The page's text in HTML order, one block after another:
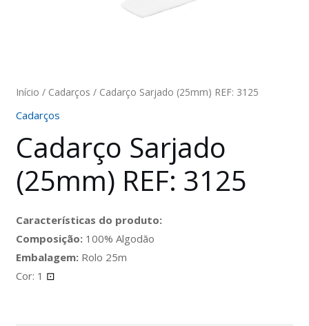
Início / Cadarços / Cadarço Sarjado (25mm) REF: 3125
Cadarços
Cadarço Sarjado
(25mm) REF: 3125
Características do produto:
Composição: 100% Algodão
Embalagem: Rolo 25m
Cor: 1 ⊡